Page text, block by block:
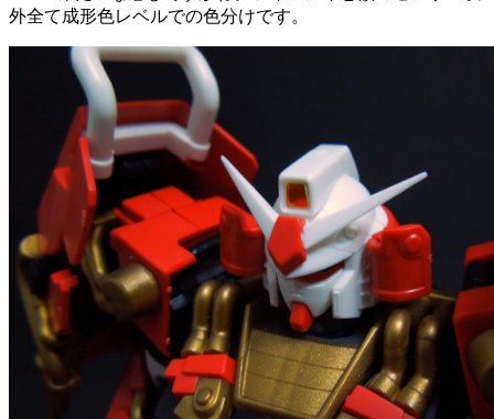
外全て成形色レベルでの色分けです。